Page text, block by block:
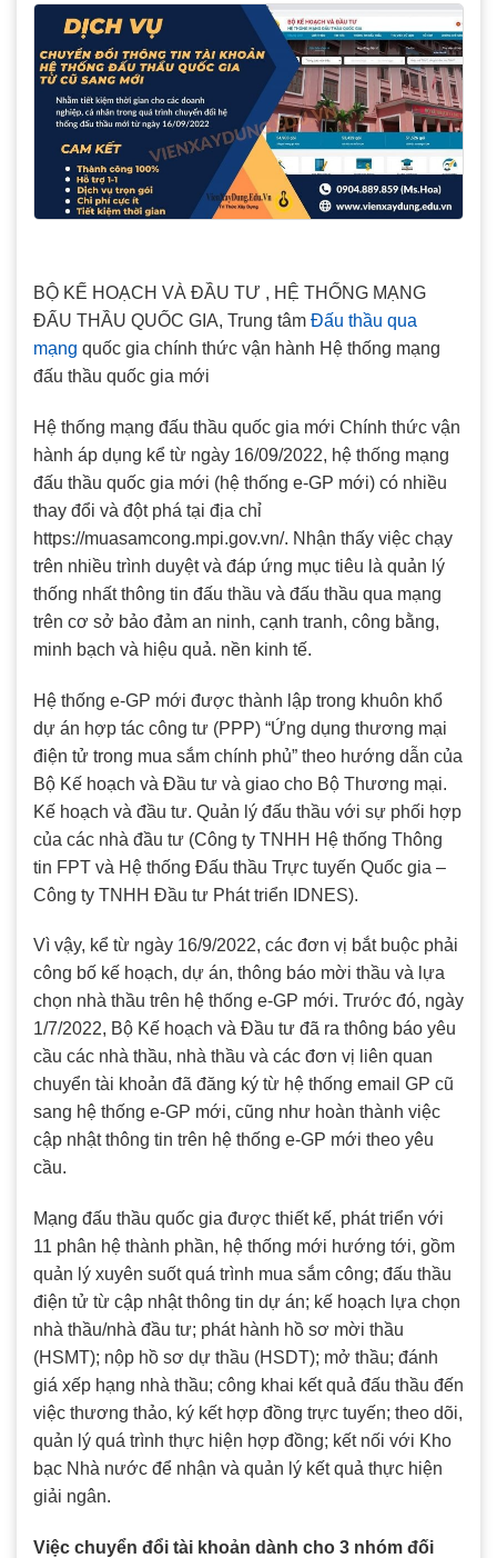
BỘ KẾ HOẠCH VÀ ĐẦU TƯ , HỆ THỐNG MẠNG
ĐẤU THẦU QUỐC GIA, Trung tâm Đấu thầu qua
mạng quốc gia chính thức vận hành Hệ thống mạng
đấu thầu quốc gia mới
Hệ thống mạng đấu thầu quốc gia mới Chính thức vận
hành áp dụng kể từ ngày 16/09/2022, hệ thống mạng
đấu thầu quốc gia mới (hệ thống e-GP mới) có nhiều
thay đổi và đột phá tại địa chỉ
https://muasamcong.mpi.gov.vn/. Nhận thấy việc chạy
trên nhiều trình duyệt và đáp ứng mục tiêu là quản lý
thống nhất thông tin đấu thầu và đấu thầu qua mạng
trên cơ sở bảo đảm an ninh, cạnh tranh, công bằng,
minh bạch và hiệu quả. nền kinh tế.
Hệ thống e-GP mới được thành lập trong khuôn khổ
dự án hợp tác công tư (PPP) “Ứng dụng thương mại
điện tử trong mua sắm chính phủ” theo hướng dẫn của
Bộ Kế hoạch và Đầu tư và giao cho Bộ Thương mại.
Kế hoạch và đầu tư. Quản lý đấu thầu với sự phối hợp
của các nhà đầu tư (Công ty TNHH Hệ thống Thông
tin FPT và Hệ thống Đấu thầu Trực tuyến Quốc gia –
Công ty TNHH Đầu tư Phát triển IDNES).
Vì vậy, kể từ ngày 16/9/2022, các đơn vị bắt buộc phải
công bố kế hoạch, dự án, thông báo mời thầu và lựa
chọn nhà thầu trên hệ thống e-GP mới. Trước đó, ngày
1/7/2022, Bộ Kế hoạch và Đầu tư đã ra thông báo yêu
cầu các nhà thầu, nhà thầu và các đơn vị liên quan
chuyển tài khoản đã đăng ký từ hệ thống email GP cũ
sang hệ thống e-GP mới, cũng như hoàn thành việc
cập nhật thông tin trên hệ thống e-GP mới theo yêu
cầu.
Mạng đấu thầu quốc gia được thiết kế, phát triển với
11 phân hệ thành phần, hệ thống mới hướng tới, gồm
quản lý xuyên suốt quá trình mua sắm công; đấu thầu
điện tử từ cập nhật thông tin dự án; kế hoạch lựa chọn
nhà thầu/nhà đầu tư; phát hành hồ sơ mời thầu
(HSMT); nộp hồ sơ dự thầu (HSDT); mở thầu; đánh
giá xếp hạng nhà thầu; công khai kết quả đấu thầu đến
việc thương thảo, ký kết hợp đồng trực tuyến; theo dõi,
quản lý quá trình thực hiện hợp đồng; kết nối với Kho
bạc Nhà nước để nhận và quản lý kết quả thực hiện
giải ngân.
Việc chuyển đổi tài khoản dành cho 3 nhóm đối